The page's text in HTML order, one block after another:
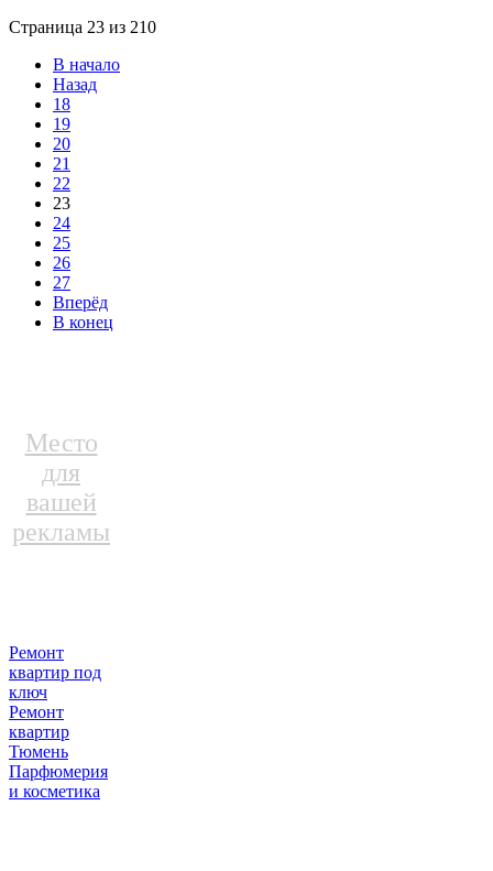
Страница 23 из 210
В начало
Назад
18
19
20
21
22
23
24
25
26
27
Вперёд
В конец
Место
для
вашей
рекламы
Ремонт
квартир под
ключ
Ремонт
квартир
Тюмень
Парфюмерия
и косметика